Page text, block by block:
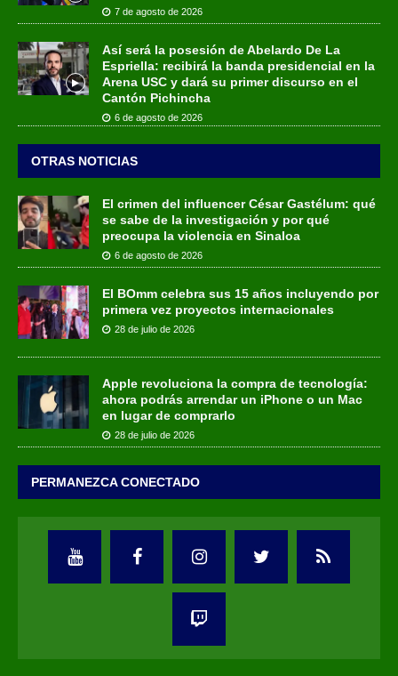
7 de agosto de 2026
Así será la posesión de Abelardo De La
Espriella: recibirá la banda presidencial en la
Arena USC y dará su primer discurso en el
Cantón Pichincha
6 de agosto de 2026
OTRAS NOTICIAS
El crimen del influencer César Gastélum: qué
se sabe de la investigación y por qué
preocupa la violencia en Sinaloa
6 de agosto de 2026
El BOmm celebra sus 15 años incluyendo por
primera vez proyectos internacionales
28 de julio de 2026
Apple revoluciona la compra de tecnología:
ahora podrás arrendar un iPhone o un Mac
en lugar de comprarlo
28 de julio de 2026
PERMANEZCA CONECTADO